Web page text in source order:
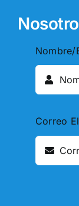
Nombre/
Correo